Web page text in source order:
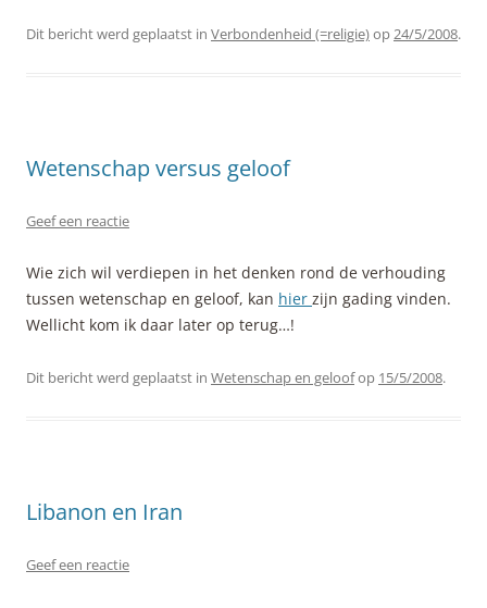
Dit bericht werd geplaatst in Verbondenheid (=religie)op24/5/2008.
Wetenschap versus geloof
Geef een reactie
Wie zich wil verdiepen in het denken rond de verhouding
tussen wetenschap en geloof, kan hier zijn gading vinden.
Wellicht kom ik daar later op terug…!
Dit bericht werd geplaatst in Wetenschap en geloofop 15/5/2008.
Libanon en Iran
Geef een reactie